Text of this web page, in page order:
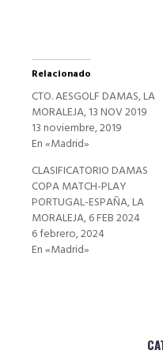
Relacionado
CTO. AESGOLF DAMAS, LA
MORALEJA, 13 NOV 2019
13 noviembre, 2019
En «Madrid»
CLASIFICATORIO DAMAS
COPA MATCH-PLAY
PORTUGAL-ESPAÑA, LA
MORALEJA, 6 FEB 2024
6 febrero, 2024
En «Madrid»